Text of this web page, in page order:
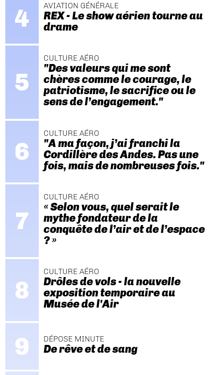
AVIATION GÉNÉRALE
REX - Le show aérien tourne au
drame
CULTURE AÉRO
"Des valeurs qui me sont
chères comme le courage, le
patriotisme, le sacrifice ou le
sens de l’engagement."
CULTURE AÉRO
"A ma façon, j’ai franchi la
Cordillère des Andes. Pas une
fois, mais de nombreuses fois."
CULTURE AÉRO
« Selon vous, quel serait le
mythe fondateur de la
conquête de l’air et de l’espace
? »
CULTURE AÉRO
Drôles de vols - la nouvelle
exposition temporaire au
Musée de l'Air
DÉPOSE MINUTE
De rêve et de sang